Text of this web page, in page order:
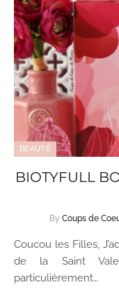
BEAUTÉ
BIOTYFULL
By Coups de
Coucou les Filles,
de la Saint
particulièrement…